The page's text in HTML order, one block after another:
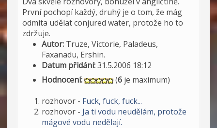
První pochopí každý, druhý je o tom, že mág
odmíta udělat conjured water, protože ho to
zdržuje.
Autor: Truze, Victorie, Paladeus,
Faxanadu, Ershin.
Datum přidání:31.5.2006 18:12
Hodnocení:
(6 je maximum)
rozhovor - Fuck, fuck, fuck...
rozhovor - Ja ti vodu neudělám, protože
mágové vodu nedělají.